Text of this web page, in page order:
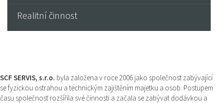
Realitní činnost
SCF SERVIS, s.r.o. byla založena v roce 2006 jako společnost zabývající
se fyzickou ostrahou a technickým zajištěním majetku a osob. Postupem
času společnost rozšířila své činnosti a začala se zabývat dodávkou a